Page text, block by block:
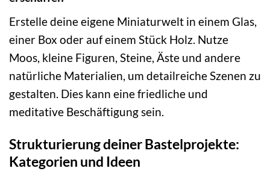
Erstelle deine eigene Miniaturwelt in einem Glas,
einer Box oder auf einem Stück Holz. Nutze
Moos, kleine Figuren, Steine, Äste und andere
natürliche Materialien, um detailreiche Szenen zu
gestalten. Dies kann eine friedliche und
meditative Beschäftigung sein.
Strukturierung deiner Bastelprojekte:
Kategorien und Ideen